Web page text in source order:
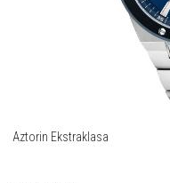
Aztorin Ekstraklasa